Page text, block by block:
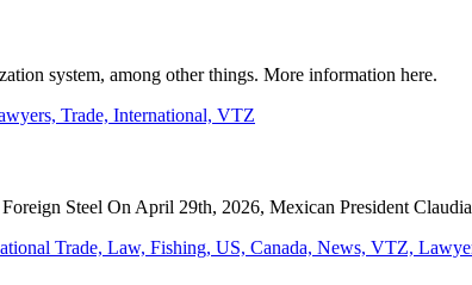
system, among other things. More information here.
Steel On April 29th, 2026, Mexican President Claudia